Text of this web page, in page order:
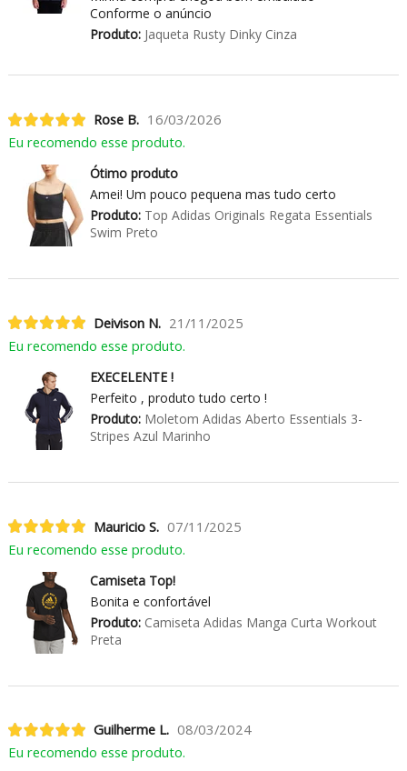
Conforme o anúncio
Produto:Jaqueta Rusty Dinky Cinza
Rose B. 16/03/2026
Eu recomendo esse produto.
Ótimo produto
Amei! Um pouco pequena mas tudo certo
Produto:Top Adidas Originals Regata Essentials
Swim Preto
Deivison N. 21/11/2025
Eu recomendo esse produto.
EXECELENTE !
Perfeito , produto tudo certo !
Produto:Moletom Adidas Aberto Essentials 3-
Stripes Azul Marinho
Mauricio S. 07/11/2025
Eu recomendo esse produto.
Camiseta Top!
Bonita e confortável
Produto:Camiseta Adidas Manga Curta Workout
Preta
Guilherme L. 08/03/2024
Eu recomendo esse produto.